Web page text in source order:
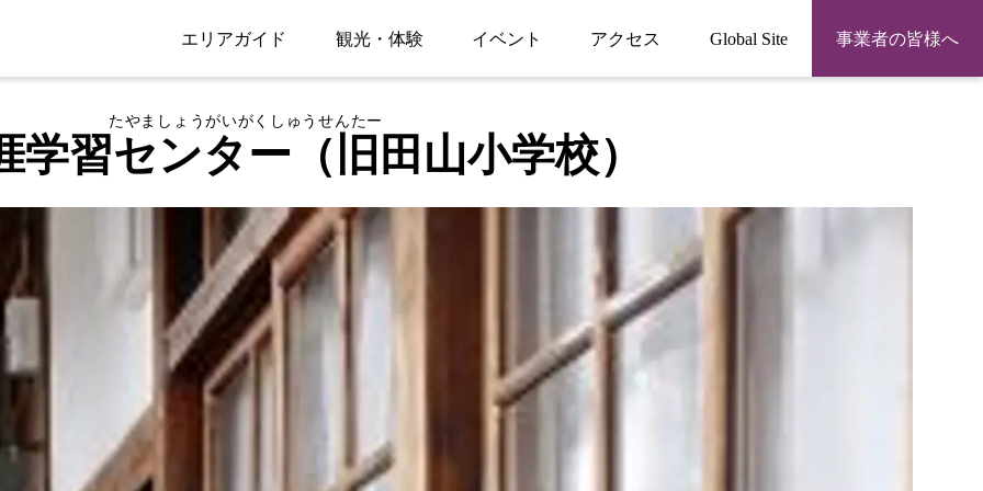
エリアガイド 観光・体験 イベント アクセス Global Site 事業者の皆様へ
学習センター（旧田山小学校）
たやましょうがいがくしゅうせんたー